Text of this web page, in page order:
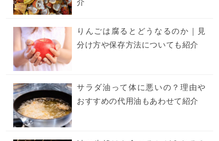
介
りんごは腐るとどうなるのか｜見
分け方や保存方法についても紹介
サラダ油って体に悪いの？理由や
おすすめの代用油もあわせて紹介